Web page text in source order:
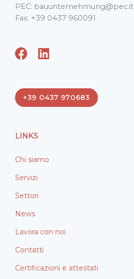
PEC: bauunternehmung@pec.it
Fax: +39 0437 960091
F
e
b
k
L
k
e
+39 0437 970683
LINKS
Chi siamo
Servizi
Settori
News
Lavora con noi
Contatti
Certificazioni e attestati